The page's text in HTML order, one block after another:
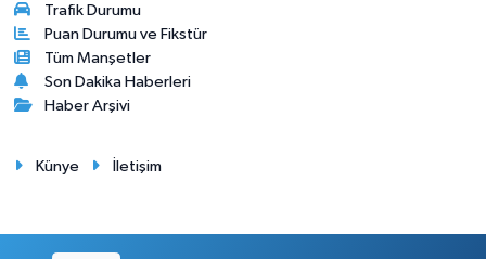
Trafik Durumu
Puan Durumu ve Fikstür
Tüm Manşetler
Son Dakika Haberleri
Haber Arşivi
Künye İletişim